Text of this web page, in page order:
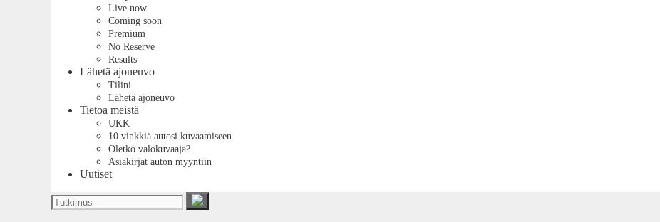
Live now
Coming soon
Premium
No Reserve
Results
Lähetä ajoneuvo
Tilini
Lähetä ajoneuvo
Tietoa meistä
UKK
10 vinkkiä autosi kuvaamiseen
Oletko valokuvaaja?
Asiakirjat auton myyntiin
Uutiset